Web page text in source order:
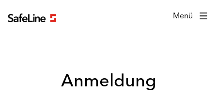
Menü
Anmeldung
Anmeldeformular